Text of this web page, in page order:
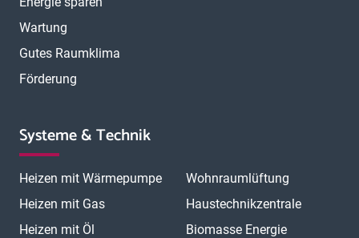
Wartung
Gutes Raumklima
Förderung
Systeme & Technik
Heizen mit Wärmepumpe
Heizen mit Gas
Heizen mit Öl
Wohnraumlüftung
Haustechnikzentrale
Biomasse Energie